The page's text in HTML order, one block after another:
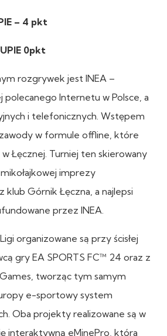
– 4 pkt
0pkt
rozgrywek jest INEA –
polecanego Internetu w Polsce, a
i telefonicznych. Wstępem
w formule offline, które
w Łęcznej. Turniej ten skierowany
imprezy
klub Górnik Łęczna, a najlepsi
przez INEA.
organizowane są przy ścisłej
gry EA SPORTS FC™ 24 oraz z
Games, tworząc tym samym
e-sportowy system
Oba projekty realizowane są w
interaktywną eMinePro, która